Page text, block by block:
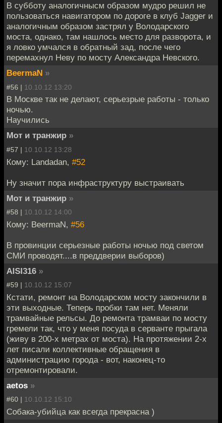
В субботу аналогичнысм образом мудро решил не
пользоваться навигатором по дороге в клуб Jagger и
аналогичным образом застрял у Володарского
моста, однако, там нашлось место для разворота, и
я ловко умчался в обратный зад, после чего
перемахнул Неву по мосту Александра Невского.
BeermaN »
#56 | 10.10.12 13:20
В Москве так не делают, серьезрые работы - только
ночью.
Научились
Мот и транжир »
#57 | 10.10.12 13:28
Кому: Landadan, #52
Ну значит пора инфраструктуру выстраивать
Мот и транжир »
#58 | 10.10.12 14:00
Кому: BeermaN, #56
В провинции серьезные работы ночью под светом
СМИ проводят....в преддверии выборов)
AISI316 »
#59 | 10.10.12 15:07
Кстати, ремонт на Володарском мосту закончили в
эти выходные. Теперь пробки там нет. Меняли
трамвайные рельсы. До ремонта трамваи по мосту
гремели так, что у меня посуда в серванте прыгала
(живу в 200-х метрах от моста). На протяжении 2-х
лет писали коллективные обращения в
администрацию города - вот, наконец-то
отремонтировали.
aetos »
#60 | 10.10.12 15:10
Собака-убийца как всегда прекрасна )